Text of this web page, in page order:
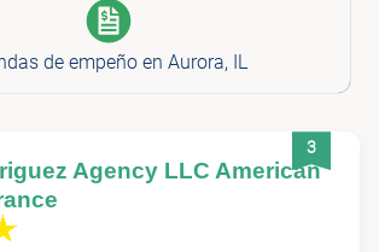
de empeño en Aurora, IL
3
Agency LLC American